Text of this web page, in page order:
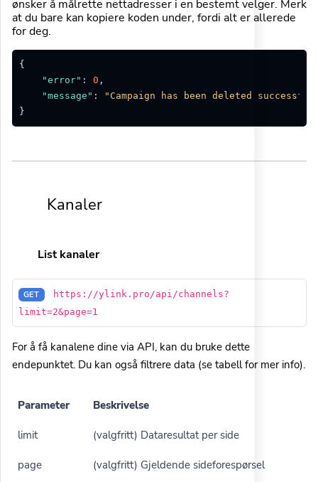
ønsker å målrette nettadresser i en bestemt velger. Merk
at du bare kan kopiere koden under, fordi alt er allerede
for deg.
{
"error" : 0 ,
"message" :
"Campaign has been deleted
}
Kanaler
List kanaler
GET
https://ylink.pro/api/channels?
limit=2&page=1
For å få kanalene dine via API, kan du bruke dette
endepunktet. Du kan også filtrere data (se tabell for mer info).
Parameter Beskrivelse
limit (valgfritt) Dataresultat per side
page (valgfritt) Gjeldende sideforespørsel